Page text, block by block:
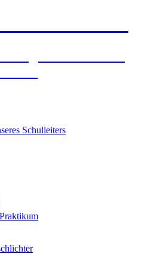
Schulleiters